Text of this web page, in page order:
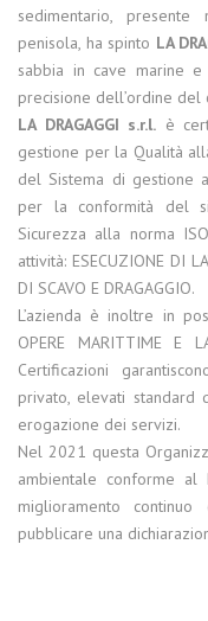
sedimentario,
penisola, ha spinto LA
sabbia in cave marine
precisione dell’ordine del
LA DRAGAGGI s.r.l. è
gestione per la Qualità
del Sistema di gestione
per la conformità del
Sicurezza alla norma
attività: ESECUZIONE DI
DI SCAVO E DRAGAGGIO.
L’azienda è inoltre in
OPERE MARITTIME E
Certificazioni
privato, elevati
erogazione dei servizi.
Nel 2021 questa
ambientale conforme al
miglioramento
pubblicare una